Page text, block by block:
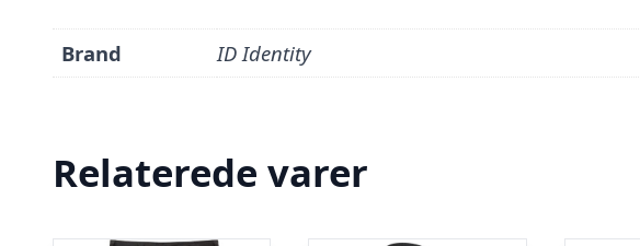
Brand ID Identity
Relaterede varer